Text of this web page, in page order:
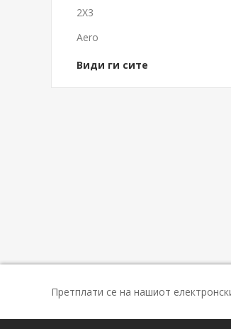
2X3
Aero
Види ги сите
Претплати се на нашиот